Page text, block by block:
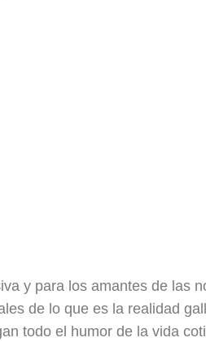
y para los amantes de las
de lo que es la realidad
todo el humor de la vida